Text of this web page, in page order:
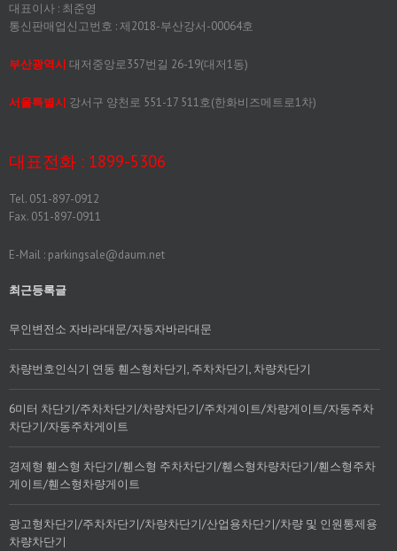
대표이사 : 최준영
통신판매업신고번호 : 제2018-부산강서-00064호
부산광역시 대저중앙로357번길 26-19(대저1동)
서울특별시 강서구 양천로 551-17 511호(한화비즈메트로1차)
대표전화 : 1899-5306
Tel. 051-897-0912
Fax. 051-897-0911
E-Mail : parkingsale@daum.net
최근등록글
무인변전소 자바라대문/자동자바라대문
차량번호인식기 연동 휀스형차단기, 주차차단기, 차량차단기
6미터 차단기/주차차단기/차량차단기/주차게이트/차량게이트/자동주차
차단기/자동주차게이트
경제형 휀스형 차단기/휀스형 주차차단기/휀스형차량차단기/휀스형주차
게이트/휀스형차량게이트
광고형차단기/주차차단기/차량차단기/산업용차단기/차량 및 인원통제용
차량차단기